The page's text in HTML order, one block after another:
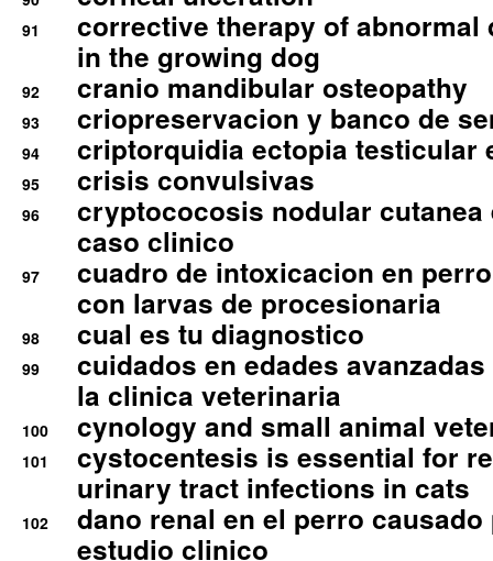
91
corrective therapy of abnormal
in the growing dog
92 cranio mandibular osteopathy
93 criopreservacion y banco de
94 criptorquidia ectopia testicular
95 crisis convulsivas
96
cryptococosis nodular cutanea
caso clinico
97
cuadro de intoxicacion en
con larvas de procesionaria
98 cual es tu diagnostico
99
cuidados en edades
la clinica veterinaria
100 cynology and small animal
101
cystocentesis is essential for
urinary tract infections in cats
102
dano renal en el perro
estudio clinico